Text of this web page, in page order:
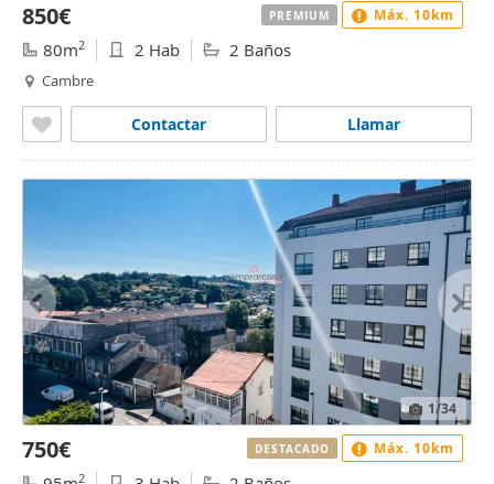
850€
80m2 2 Hab 2 Baños
Cambre
Llamar
Contactar
PREMIUM Máx. 10km
1/34
750€
2
DESTACADO Máx. 10km